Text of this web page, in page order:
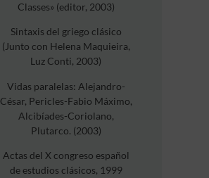
Classes» (editor, 2003)
Sintaxis del griego clásico
(Junto con Helena Maquieira,
Luz Conti, 2003)
Vidas paralelas: Alejandro-
César, Pericles-Fabio Máximo,
Alcibíades-Coriolano,
Plutarco. (2003)
Actas del X congreso español
de estudios clásicos, 1999